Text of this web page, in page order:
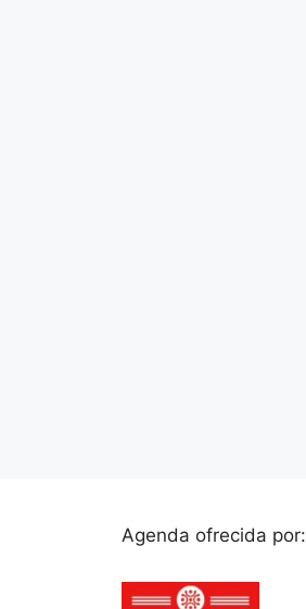
Agenda ofrecida por: